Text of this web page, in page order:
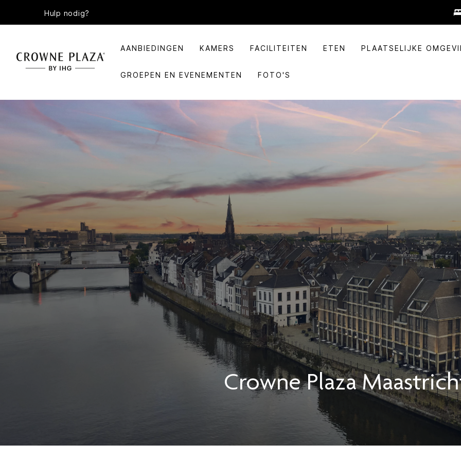
Hulp nodig?
AANBIEDINGEN KAMERS FACILITEITEN ETEN PLAATSELIJKE
GROEPEN EN EVENEMENTEN FOTO'S
Crowne Plaza